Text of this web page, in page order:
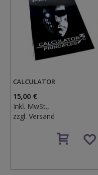
CALCULATOR
15,00 €
Inkl. MwSt.,
zzgl. Versand
den